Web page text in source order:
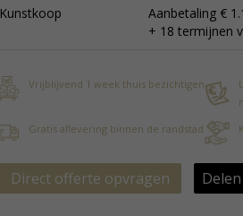
Kunstkoop
Aanbetaling €
+ 18 termijnen
Vrijblijvend 1 week thuis bezichtigen
Gratis aflevering binnen de randstad
Direct offerte opvragen Delen